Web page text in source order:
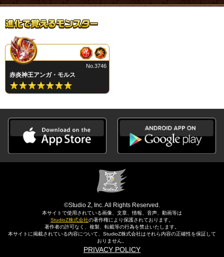
赤炎神王アンガ・モルス
No.3746
©Studio Z, Inc. All Rights Reserved.
本サイトで使用されている画像、文章、情報、音声、動画等は
StudioZ株式会社の著作権により保護されております。
著作者の許可なく、複製、転載等の行為を禁止いたします。
本サイトに掲載されている内容について、StudioZ株式会社はそれら内容の正確性を保証して
おりません。
PRIVACY POLICY